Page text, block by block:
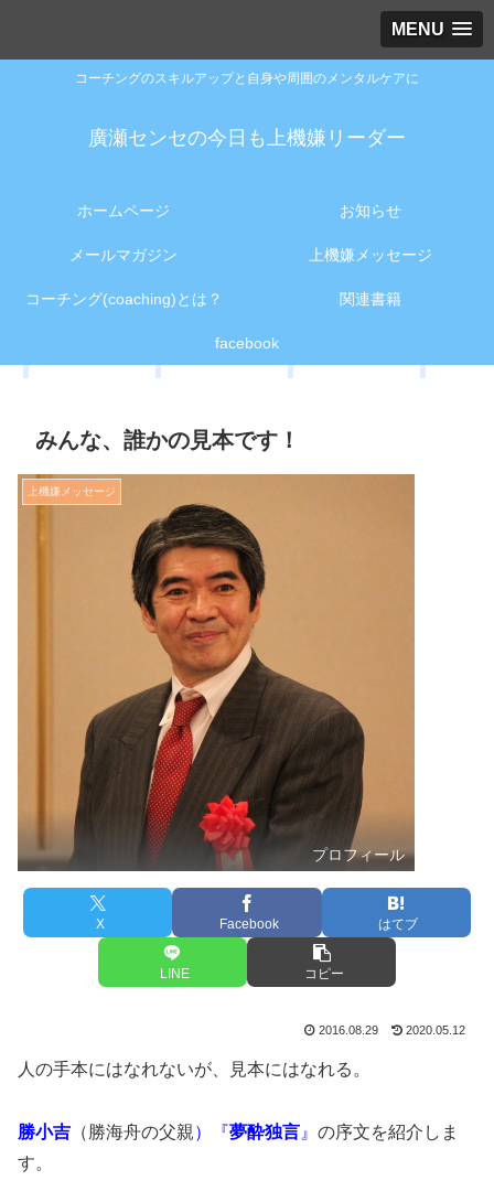
MENU
コーチングのスキルアップと自身や周囲のメンタルケアに
廣瀬センセの今日も上機嫌リーダー
ホームページ お知らせ
メールマガジン 上機嫌メッセージ
コーチング(coaching)とは？ 関連書籍
facebook
みんな、誰かの見本です！
上機嫌メッセージ
プロフィール
X Facebook はてブ
LINE コピー
2016.08.29 2020.05.12
人の手本にはなれないが、見本にはなれる。
勝小吉 （勝海舟の父親）『夢酔独言 』 の序文を紹介しま
す。